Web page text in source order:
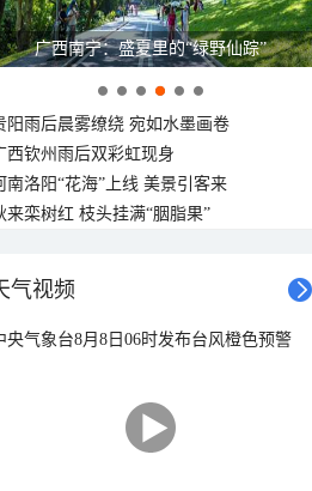
广西南宁：盛夏里的“绿野仙踪”
阳雨后晨雾缭绕 宛如水墨画卷
西钦州雨后双彩虹现身
南洛阳“花海”上线 美景引客来
来栾树红 枝头挂满“胭脂果”
气视频